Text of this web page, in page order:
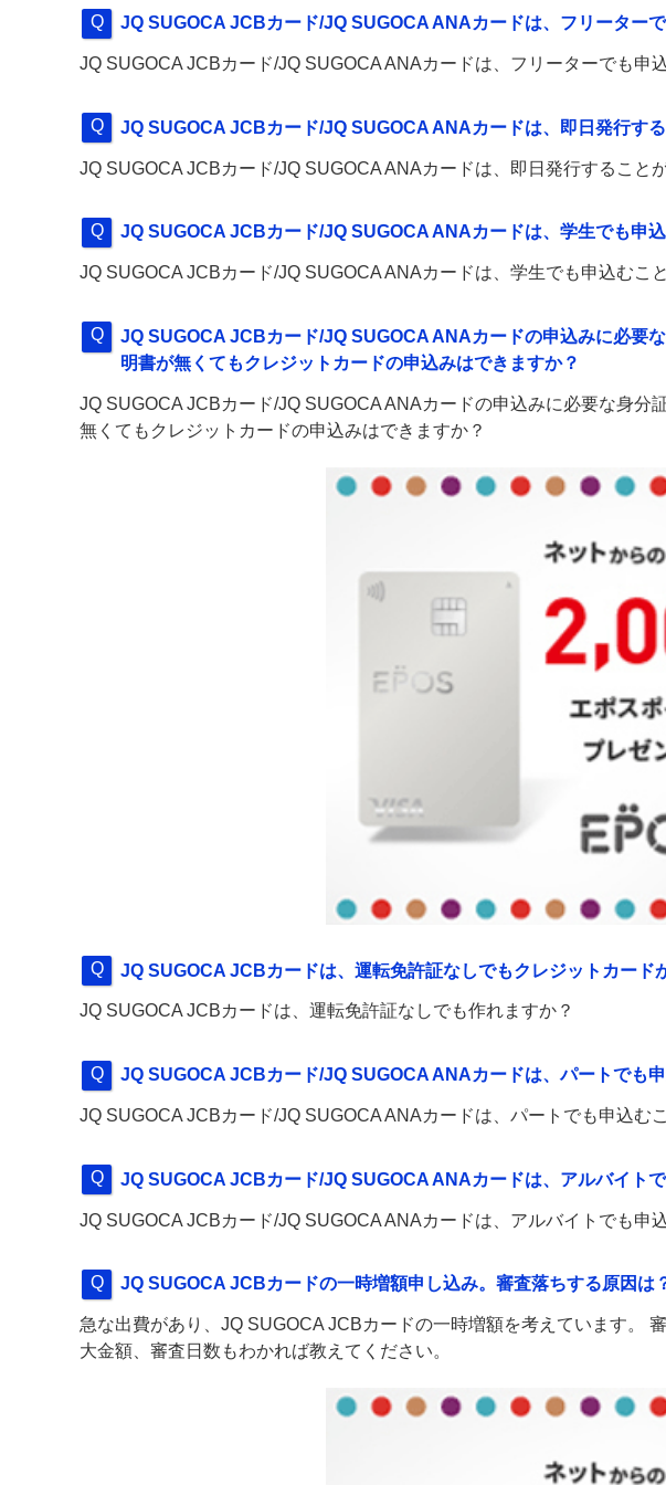
JQ SUGOCA JCBカード/JQ SUGOCA ANAカードは、フリーター
JQ SUGOCA JCBカード/JQ SUGOCA ANAカードは、フリーターでも申
JQ SUGOCA JCBカード/JQ SUGOCA ANAカードは、即日発行す
JQ SUGOCA JCBカード/JQ SUGOCA ANAカードは、即日発行すること
JQ SUGOCA JCBカード/JQ SUGOCA ANAカードは、学生でも申
JQ SUGOCA JCBカード/JQ SUGOCA ANAカードは、学生でも申込むこ
JQ SUGOCA JCBカード/JQ SUGOCA ANAカードの申込みに必要
明書が無くてもクレジットカードの申込みはできますか？
JQ SUGOCA JCBカード/JQ SUGOCA ANAカードの申込みに必要な身分
無くてもクレジットカードの申込みはできますか？
JQ SUGOCA JCBカードは、運転免許証なしでもクレジットカード
JQ SUGOCA JCBカードは、運転免許証なしでも作れますか？
JQ SUGOCA JCBカード/JQ SUGOCA ANAカードは、パートでも
JQ SUGOCA JCBカード/JQ SUGOCA ANAカードは、パートでも申込む
JQ SUGOCA JCBカード/JQ SUGOCA ANAカードは、アルバイト
JQ SUGOCA JCBカード/JQ SUGOCA ANAカードは、アルバイトでも申
JQ SUGOCA JCBカードの一時増額申し込み。審査落ちする原因は
急な出費があり、JQ SUGOCA JCBカードの一時増額を考えています。
大金額、審査日数もわかれば教えてください。